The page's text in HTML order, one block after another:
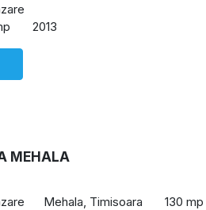
2013
MEHALA
Mehala, Timisoara 130 mp